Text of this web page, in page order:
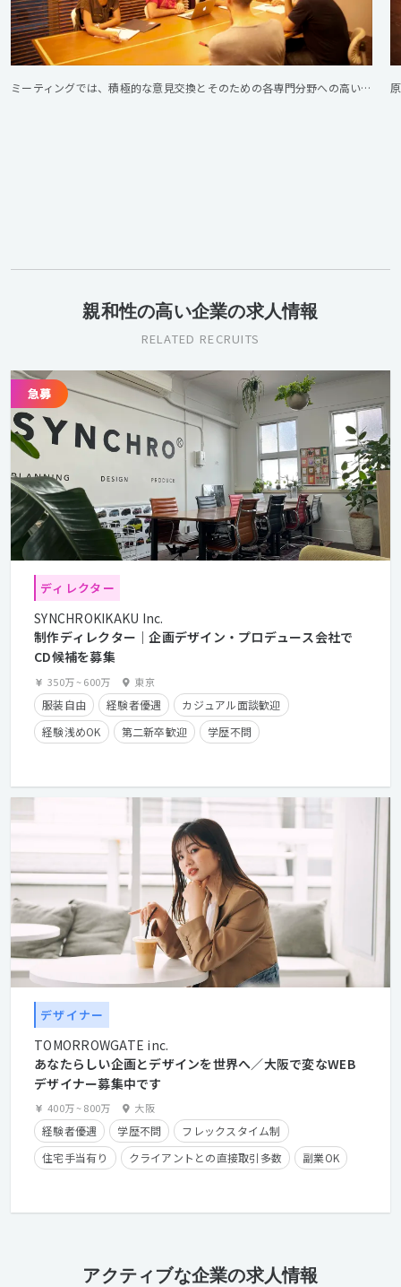
ミーティングでは、積極的な意見交換とそのための各専門分野への高い知識が常に求められます。
親和性の高い企業の求人情報
RELATED RECRUITS
ディレクター
SYNCHROKIKAKU Inc.
制作ディレクター｜企画デザイン・プロデュース会社で
CD候補を募集
350万~600万 東京
服装自由 経験者優遇
カジュアル面談歓迎
経験浅めOK
第二新卒歓迎
学歴不問
在宅勤務可
クライアントとの直接取引多数
デザイナー
TOMORROWGATE inc.
あなたらしい企画とデザインを世界へ／大阪で変なWEB
デザイナー募集中です
400万~800万 大阪
経験者優遇 学歴不問
フレックスタイム制
住宅手当有り
クライアントとの直接取引多数 副業OK
アクティブな企業の求人情報